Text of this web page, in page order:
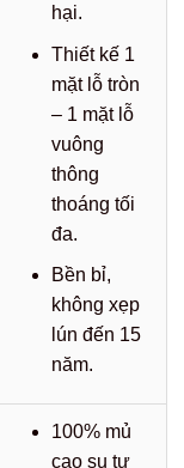
hại.
Thiết kế 1
mặt lỗ tròn
– 1 mặt lỗ
vuông
thông
thoáng tối
đa.
Bền bỉ,
không xẹp
lún đến 15
năm.
100% mủ
cao su tự